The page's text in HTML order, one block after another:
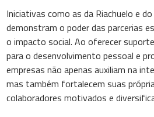
Iniciativas como as da Riachuelo e
demonstram o poder das parcerias
o impacto social. Ao oferecer
para o desenvolvimento pessoal e
empresas não apenas auxiliam na
mas também fortalecem suas
colaboradores motivados e